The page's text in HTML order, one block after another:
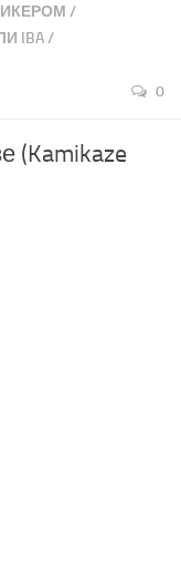
/
IBA/
0
(Kamikaze